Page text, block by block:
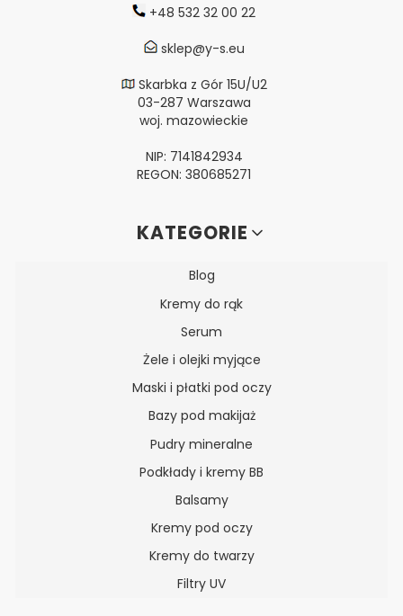
+48 532 32 00 22
sklep@y-s.eu
Skarbka z Gór 15U/U2
03-287 Warszawa
woj. mazowieckie
NIP: 7141842934
REGON: 380685271
Linki w stopceKATEGORIE
Blog
Kremy do rąk
Serum
Żele i olejki myjące
Maski i płatki pod oczy
Bazy pod makijaż
Pudry mineralne
Podkłady i kremy BB
Balsamy
Kremy pod oczy
Kremy do twarzy
Filtry UV